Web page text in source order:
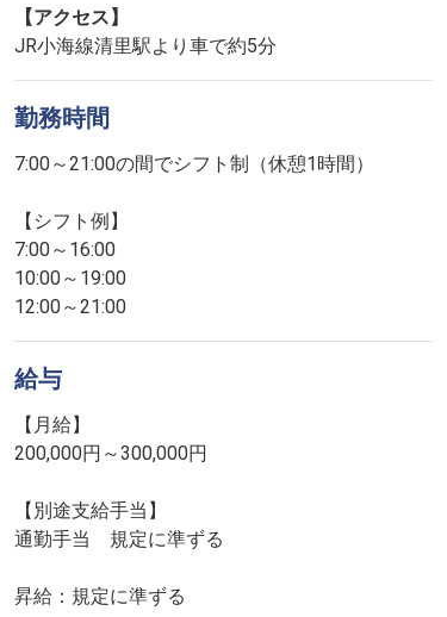
【アクセス】
JR小海線清里駅より車で約5分
勤務時間
7:00～21:00の間でシフト制（休憩1時間）
【シフト例】
7:00～16:00
10:00～19:00
12:00～21:00
給与
【月給】
200,000円～300,000円
【別途支給手当】
通勤手当 規定に準ずる
昇給：規定に準ずる